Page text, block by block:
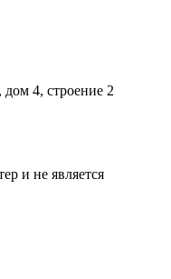
4, строение 2
и не является